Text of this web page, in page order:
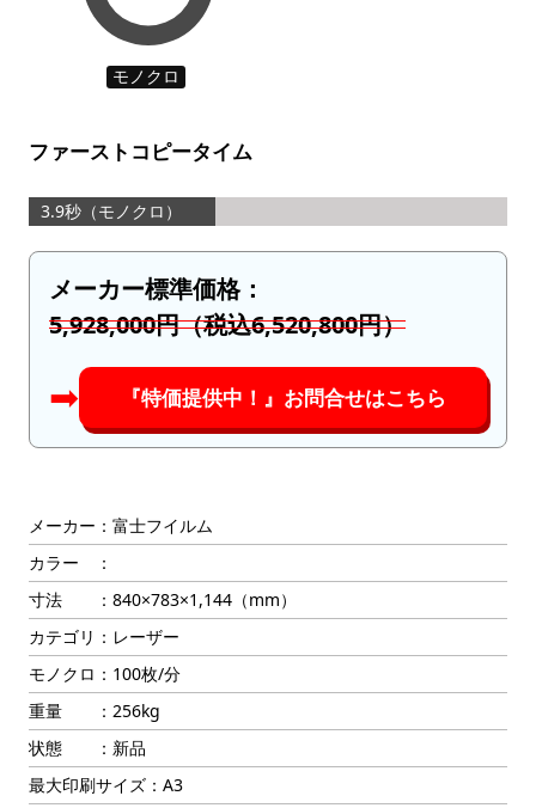
モノクロ
ファーストコピータイム
3.9秒（モノクロ）
メーカー標準価格：
5,928,000円（税込6,520,800円）
➡︎ 『特価提供中！』お問合せはこちら
メーカー：富士フイルム
カラー ：
寸法 ：840×783×1,144（mm）
カテゴリ：レーザー
モノクロ：100枚/分
重量 ：256kg
状態 ：新品
最大印刷サイズ：A3